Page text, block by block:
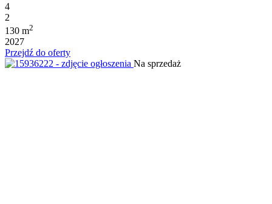
4
2
130 m2
2027
Przejdź do oferty
Na sprzedaż